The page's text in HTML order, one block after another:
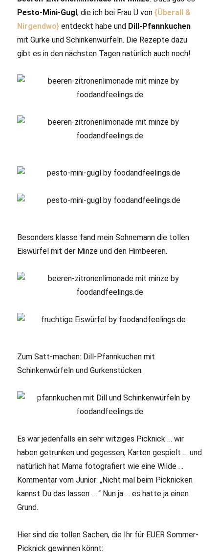
Pesto-Mini-Gugl, die ich bei Frau Ü von {Überall &
Nirgendwo}entdeckt habe und Dill-Pfannkuchen
mit Gurke und Schinkenwürfeln. Die Rezepte dazu
gibt es in den nächsten Tagen natürlich auch noch!
Besonders klasse fand mein Sohnemann die tollen
Eiswürfel mit der Minze und den Himbeeren.
Zum Satt-machen: Dill-Pfannkuchen mit
Schinkenwürfeln und Gurkenstücken.
Es war jedenfalls ein sehr witziges Picknick … wir
haben getrunken und gegessen, Karten gespielt … und
natürlich hat Mama fotografiert wie eine Wilde …
Kommentar vom Junior: „Nicht mal beim Picknicken
kannst Du das lassen … “ Nun ja … es hatte ja einen
Grund.
Hier sind die tollen Sachen, die Ihr für EUER Sommer-
Picknick gewinnen könnt: